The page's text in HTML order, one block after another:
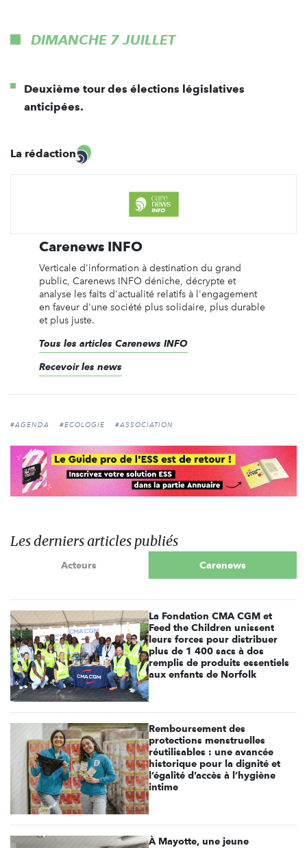
DIMANCHE 7 JUILLET
Deuxième tour des élections législatives
anticipées.
La rédaction
Carenews INFO
Verticale d'information à destination du grand
public, Carenews INFO déniche, décrypte et
analyse les faits d'actualité relatifs à l'engagement
en faveur d'une société plus solidaire, plus durable
et plus juste.
Tous les articles Carenews INFO
Recevoir les news
#AGENDA #ÉCOLOGIE #ASSOCIATION
Les derniers articles publiés
Acteurs Carenews
La Fondation CMA CGM et
Feed the Children unissent
leurs forces pour distribuer
plus de 1 400 sacs à dos
remplis de produits essentiels
aux enfants de Norfolk
Remboursement des
protections menstruelles
réutilisables : une avancée
historique pour la dignité et
l’égalité d’accès à l’hygiène
intime
À Mayotte, une jeune